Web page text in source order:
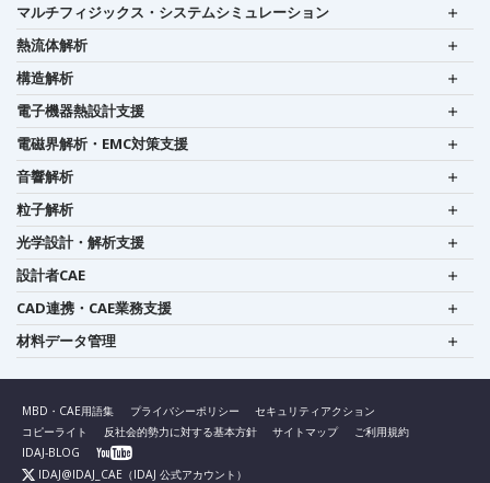
マルチフィジックス・システムシミュレーション
熱流体解析
構造解析
電子機器熱設計支援
電磁界解析・EMC対策支援
音響解析
粒子解析
光学設計・解析支援
設計者CAE
CAD連携・CAE業務支援
材料データ管理
MBD・CAE用語集 プライバシーポリシー
セキュリティアクション
コピーライト
反社会的勢力に対する基本方針 サイトマップ
ご利用規約
IDAJ-BLOG
IDAJ@IDAJ_CAE （IDAJ 公式アカウント）